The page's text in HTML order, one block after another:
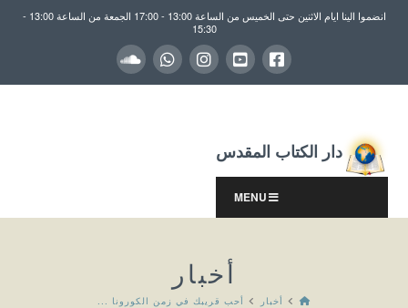
انضموا الينا ايام الاثنين حتى الخميس من الساعة 13:00 - 17:00 الجمعة من الساعة 13:00 -
15:30
دار الكتاب المقدس
MENU
أخبار
HOMEأخبار أحب قريبك في زمن الكورونا ...